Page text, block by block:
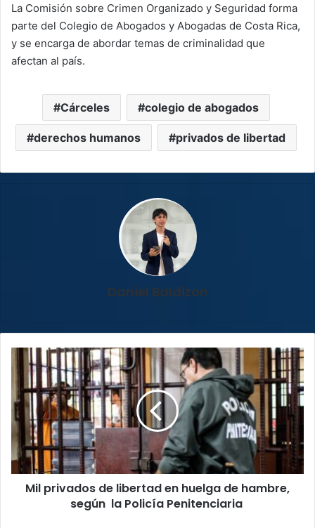
La Comisión sobre Crimen Organizado y Seguridad forma
parte del Colegio de Abogados y Abogadas de Costa Rica,
y se encarga de abordar temas de criminalidad que
afectan al país.
Cárceles colegio de abogados
derechos humanos privados de libertad
Daniel Baldizon
privados
libertad
en
huelga
de
hambre,
según
Mil privados de libertad en huelga de hambre,
según la Policía Penitenciaria